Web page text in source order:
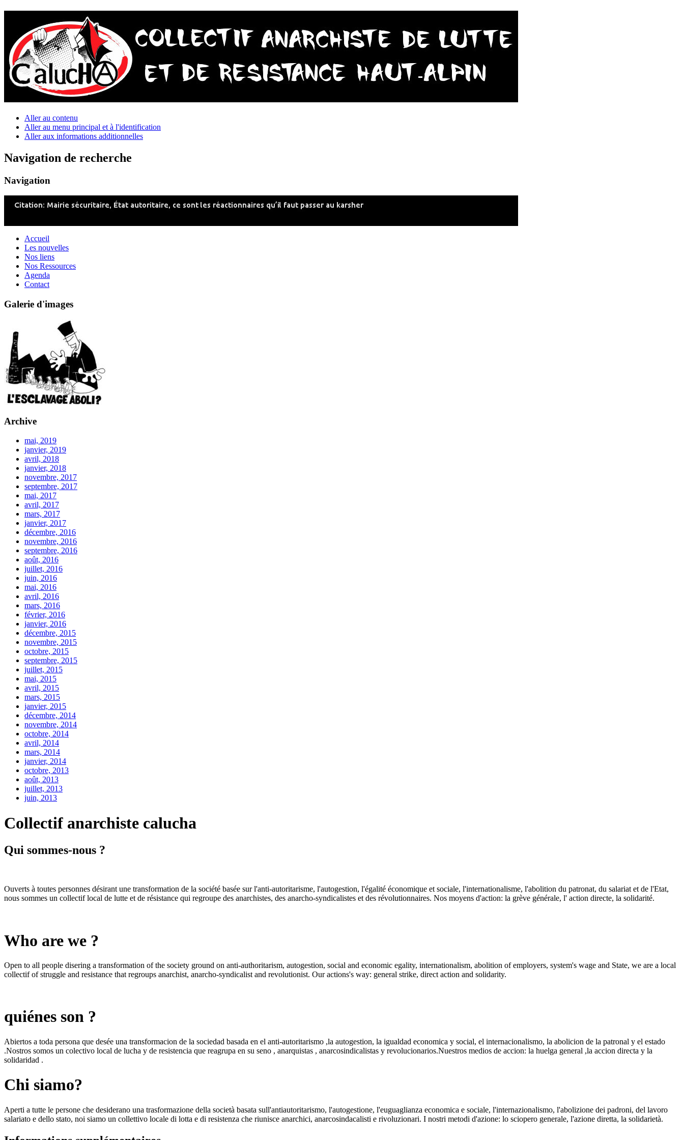
Aller au contenu
Aller au menu principal et à l'identification
Aller aux informations additionnelles
Navigation de recherche
Navigation
Accueil
Les nouvelles
Nos liens
Nos Ressources
Agenda
Contact
Galerie d'images
Archive
mai, 2019
janvier, 2019
avril, 2018
janvier, 2018
novembre, 2017
septembre, 2017
mai, 2017
avril, 2017
mars, 2017
janvier, 2017
décembre, 2016
novembre, 2016
septembre, 2016
août, 2016
juillet, 2016
juin, 2016
mai, 2016
avril, 2016
mars, 2016
février, 2016
janvier, 2016
décembre, 2015
novembre, 2015
octobre, 2015
septembre, 2015
juillet, 2015
mai, 2015
avril, 2015
mars, 2015
janvier, 2015
décembre, 2014
novembre, 2014
octobre, 2014
avril, 2014
mars, 2014
janvier, 2014
octobre, 2013
août, 2013
juillet, 2013
juin, 2013
Collectif anarchiste calucha
Qui sommes-nous ?
Ouverts à toutes personnes désirant une transformation de la société basée sur l'anti-autoritarisme, l'autogestion, l'égalité économique et sociale, l'internationalisme, l'abolition du patronat, du salariat et de l'Etat,
nous sommes un collectif local de lutte et de résistance qui regroupe des anarchistes, des anarcho-syndicalistes et des révolutionnaires. Nos moyens d'action: la grève générale, l' action directe, la solidarité.
Who are we ?
Open to all people disering a transformation of the society ground on anti-authoritarism, autogestion, social and economic egality, internationalism, abolition of employers, system's wage and State, we are a local
collectif of struggle and resistance that regroups anarchist, anarcho-syndicalist and revolutionist. Our actions's way: general strike, direct action and solidarity.
quiénes son ?
Abiertos a toda persona que desée una transformacion de la sociedad basada en el anti-autoritarismo ,la autogestion, la igualdad economica y social, el internacionalismo, la abolicion de la patronal y el estado
.Nostros somos un colectivo local de lucha y de resistencia que reagrupa en su seno , anarquistas , anarcosindicalistas y revolucionarios.Nuestros medios de accion: la huelga general ,la accion directa y la
solidaridad .
Chi siamo?
Aperti a tutte le persone che desiderano una trasformazione della società basata sull'antiautoritarismo, l'autogestione, l'euguaglianza economica e sociale, l'internazionalismo, l'abolizione dei padroni, del lavoro
salariato e dello stato, noi siamo un collettivo locale di lotta e di resistenza che riunisce anarchici, anarcosindacalisti e rivoluzionari. I nostri metodi d'azione: lo sciopero generale, l'azione diretta, la solidarietà.